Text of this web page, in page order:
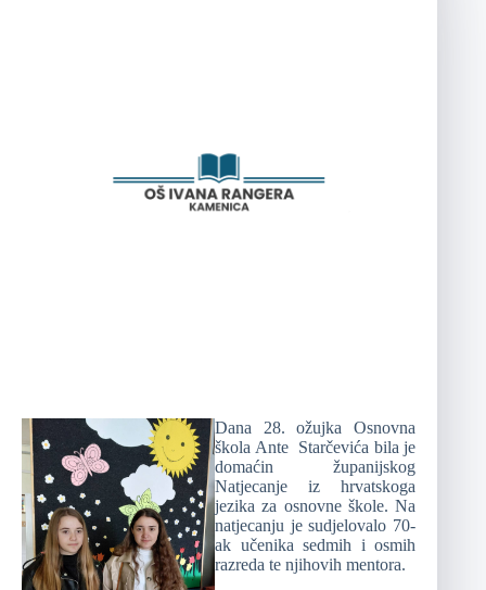
Dana 28. ožujka Osnovna
škola Ante Starčevića bila je
domaćin županijskog
Natjecanje iz hrvatskoga
jezika za osnovne škole. Na
natjecanju je sudjelovalo 70-
ak učenika sedmih i osmih
razreda te njihovih mentora.